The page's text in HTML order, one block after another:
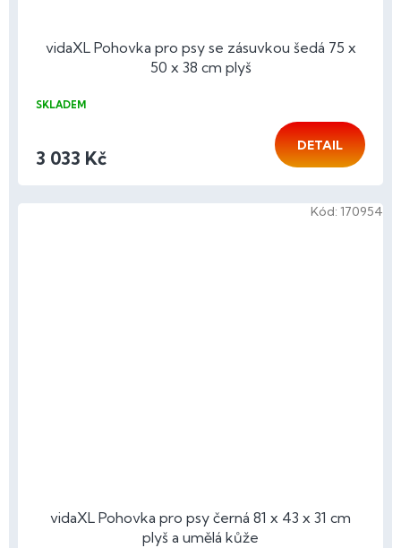
vidaXL Pohovka pro psy se zásuvkou šedá 75 x
50 x 38 cm plyš
SKLADEM
3 033 Kč
DETAIL
vidaXL Pohovka pro psy černá 81 x 43 x 31 cm
plyš a umělá kůže
Kód: 170954